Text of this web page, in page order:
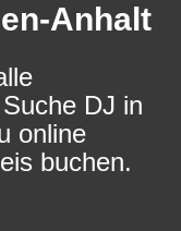
Anhalt
DJ in
online
buchen.